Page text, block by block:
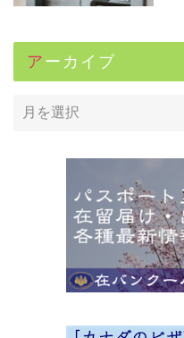
アーカイブ